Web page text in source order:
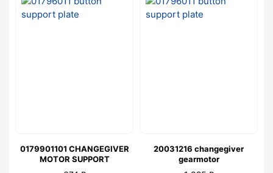
0179901101 CHANGEGIVER
MOTOR SUPPORT
20031216 changegiver
gearmotor